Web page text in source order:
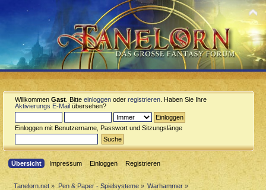
Willkommen Gast . Bitte einloggen oder registrieren . Haben Sie Ihre
Aktivierungs E-Mail übersehen?
Einloggen mit Benutzername, Passwort und Sitzungslänge
Übersicht Impressum Einloggen Registrieren
Tanelorn.net » Pen & Paper - Spielsysteme» Warhammer »